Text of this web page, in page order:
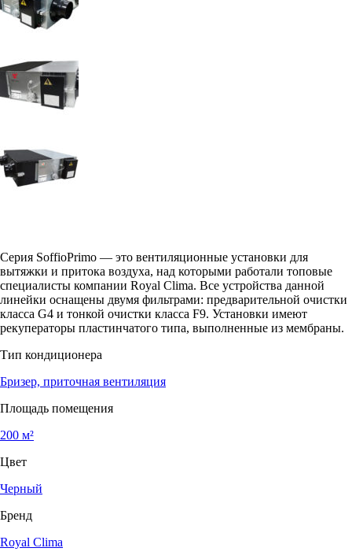
Серия SoffioPrimo — это вентиляционные установки для
вытяжки и притока воздуха, над которыми работали топовые
специалисты компании Royal Clima. Все устройства данной
линейки оснащены двумя фильтрами: предварительной очистки
класса G4 и тонкой очистки класса F9. Установки имеют
рекуператоры пластинчатого типа, выполненные из мембраны.
Тип кондиционера
Бризер, приточная вентиляция
Площадь помещения
200 м²
Цвет
Черный
Бренд
Royal Clima